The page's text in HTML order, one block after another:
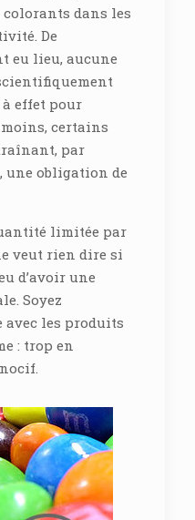
dans les
De
eu lieu, aucune
effet pour
certains
par
une obligation de
limitée par
veut rien dire si
d’avoir une
Soyez
avec les produits
: trop en